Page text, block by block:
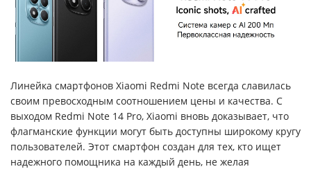
Линейка смартфонов Xiaomi Redmi Note всегда славилась
своим превосходным соотношением цены и качества. С
выходом Redmi Note 14 Pro, Xiaomi вновь доказывает, что
флагманские функции могут быть доступны широкому кругу
пользователей. Этот смартфон создан для тех, кто ищет
надежного помощника на каждый день, не желая